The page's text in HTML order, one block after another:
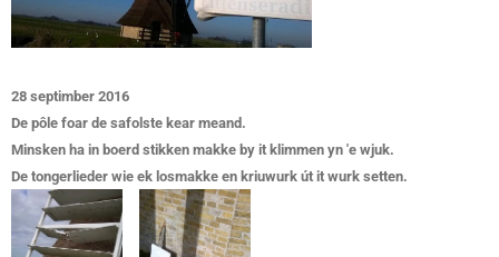
28 septimber 2016
De pôle foar de safolste kear meand.
Minsken ha in boerd stikken makke by it klimmen yn 'e wjuk.
De tongerlieder wie ek losmakke en kriuwurk út it wurk setten.